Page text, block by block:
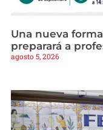
Una nueva
preparará a
agosto 5, 2026